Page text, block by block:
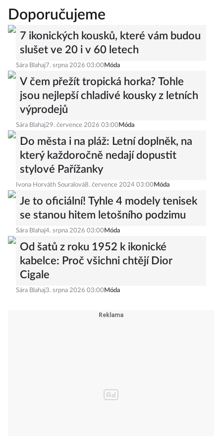
Doporučujeme
7 ikonických kousků, které vám budou
slušet ve 20 i v 60 letech
Sára Blahaj 7. srpna 2026 03:00 Móda
V čem přežít tropická horka? Tohle
jsou nejlepší chladivé kousky z letních
výprodejů
Sára Blahaj29. července 2026 03:00 Móda
Do města i na pláž: Letní doplněk, na
který každoročně nedají dopustit
stylové Pařížanky
Ivona Horváth Souralová8. července 2024 03:00 Móda
Je to oficiální! Tyhle 4 modely tenisek
se stanou hitem letošního podzimu
Sára Blahaj4. srpna 2026 03:00 Móda
Od šatů z roku 1952 k ikonické
kabelce: Proč všichni chtějí Dior
Cigale
Sára Blahaj3. srpna 2026 03:00 Móda